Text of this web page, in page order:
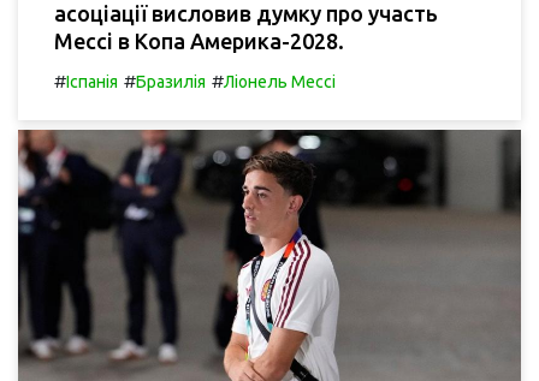
асоціації висловив думку про участь
Мессі в Копа Америка-2028.
#Іспанія #Бразилія #Ліонель Мессі